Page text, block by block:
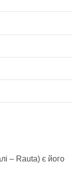
– Rauta) є його